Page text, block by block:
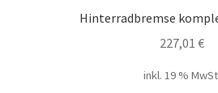
Hinterradbremse
227,01 €
inkl. 19 %